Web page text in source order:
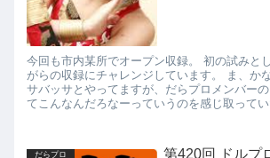
今回も市内某所でオープン収録。 初の試みと
がらの収録にチャレンジしています。 ま、か
サバッサとやってますが、だらプロメンバー
てこんなんだろなーっていうのを感じ取って
だらプロ 第420回 ドルプ